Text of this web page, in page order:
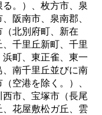
。）、枚方市、泉
阪南市、泉南郡、
北別府町、新在
千里丘新町、千里
町、東正雀、東一
南千里丘並びに南
空港を除く。）、
市、宝塚市（長尾
花屋敷松ガ丘、雲